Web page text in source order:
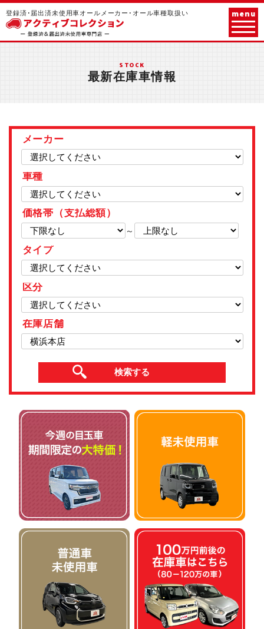
登録済･届出済未使用車オールメーカー･オール車種取扱い menu
STOCK
最新在庫車情報
メーカー
車種
価格帯（支払総額）
～
タイプ
区分
在庫店舗